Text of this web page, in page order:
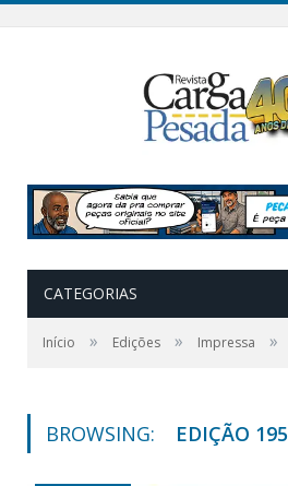
CATEGORIAS
Início » Edições » Impressa »
BROWSING: EDIÇÃO 195